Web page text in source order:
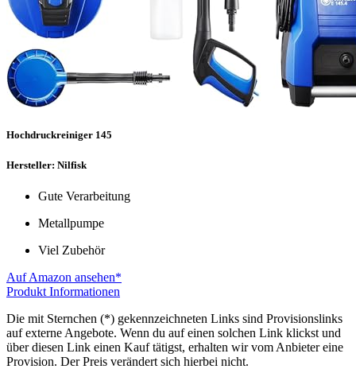
Hochdruckreiniger 145
Hersteller: Nilfisk
Gute Verarbeitung
Metallpumpe
Viel Zubehör
Auf Amazon ansehen*
Produkt Informationen
Die mit Sternchen (*) gekennzeichneten Links sind Provisionslinks
auf externe Angebote. Wenn du auf einen solchen Link klickst und
über diesen Link einen Kauf tätigst, erhalten wir vom Anbieter eine
Provision. Der Preis verändert sich hierbei nicht.